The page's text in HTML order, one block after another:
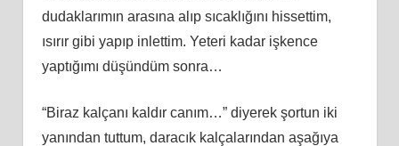
dudaklarımın arasına alıp sıcaklığını hissettim,
ısırır gibi yapıp inlettim. Yeteri kadar işkence
yaptığımı düşündüm sonra…
“Biraz kalçanı kaldır canım…” diyerek şortun iki
yanından tuttum, daracık kalçalarından aşağıya